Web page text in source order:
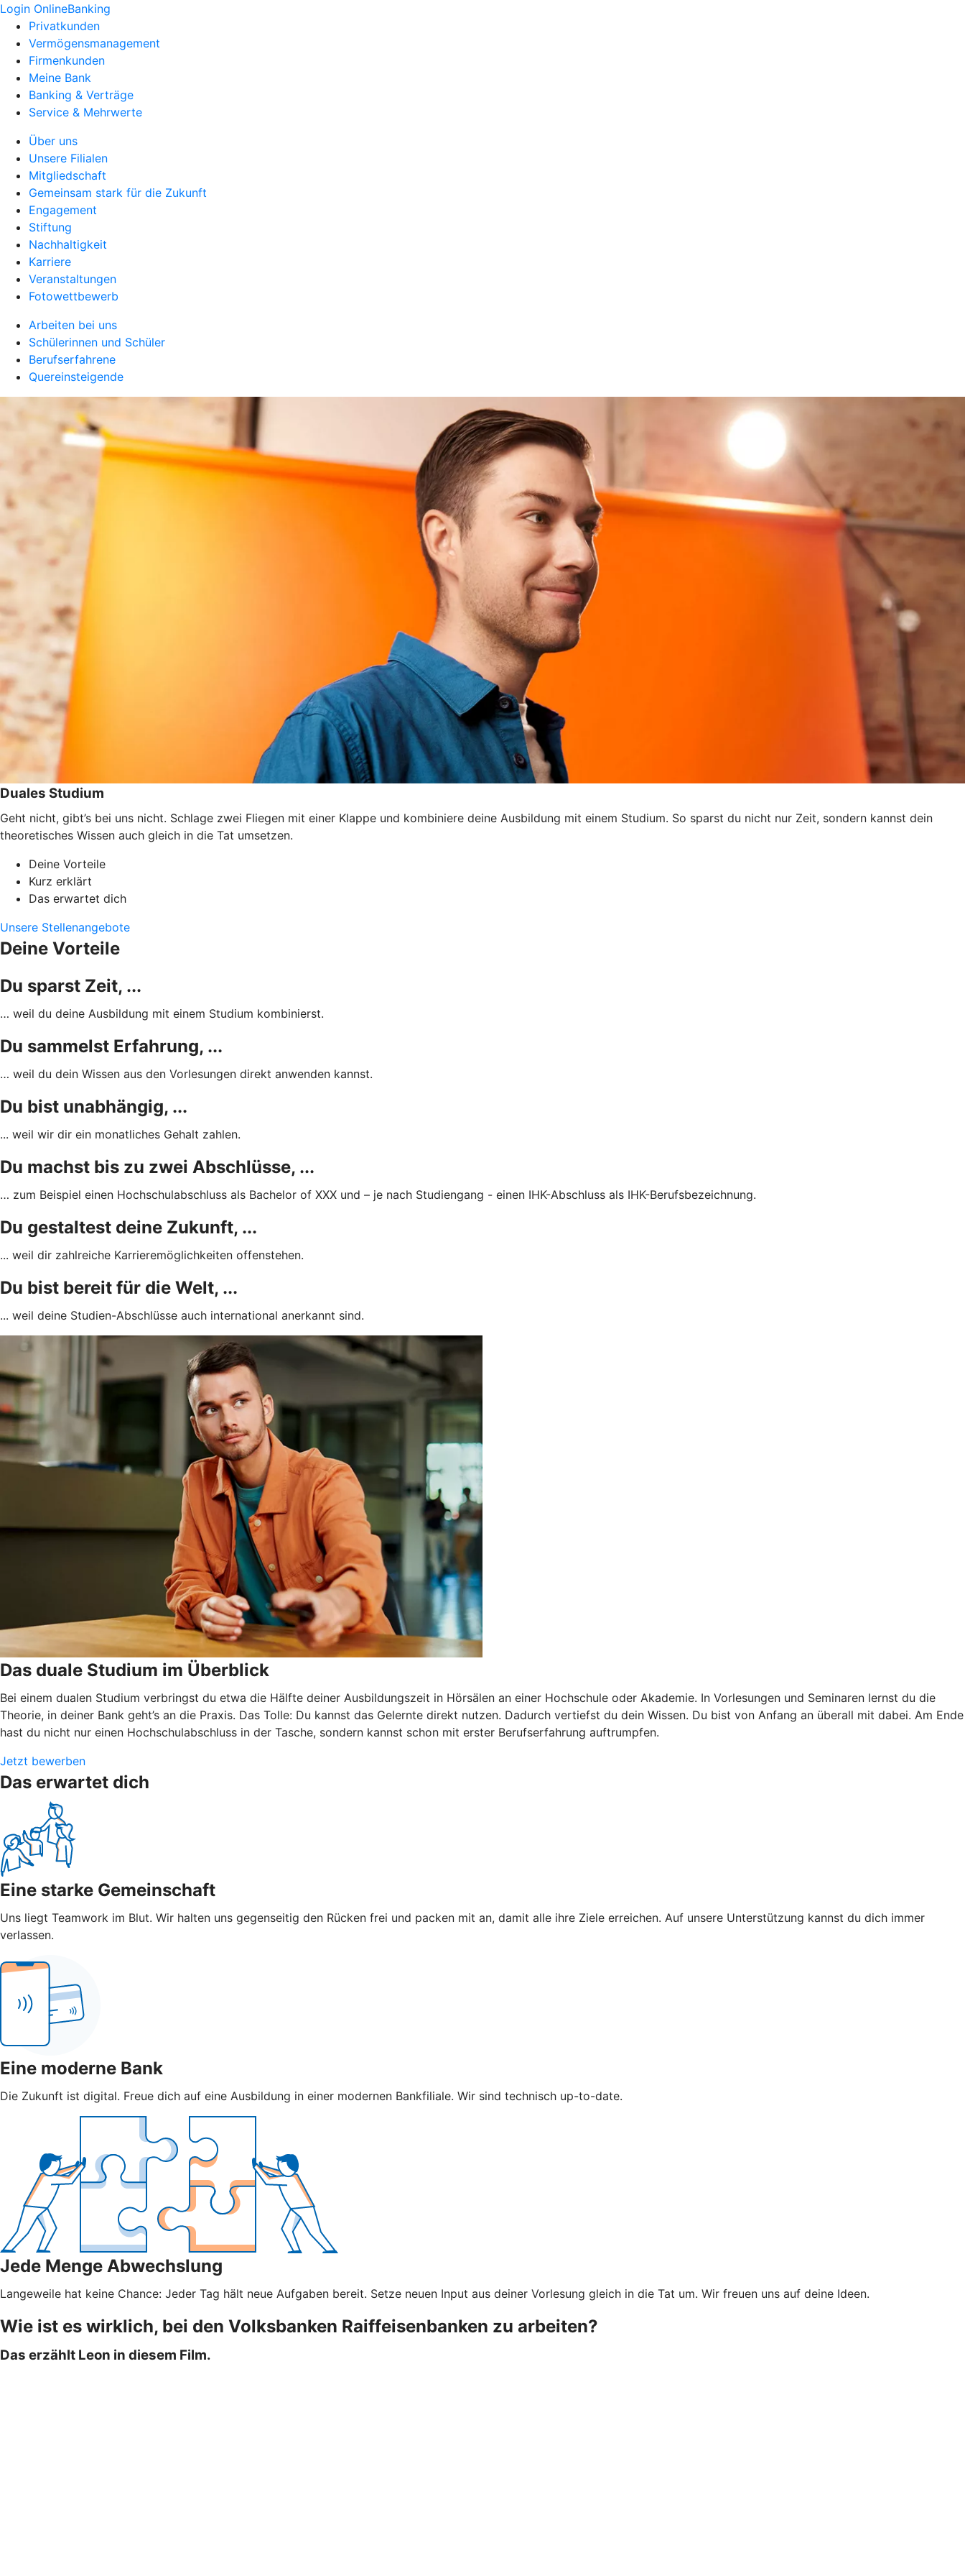
Login OnlineBanking
Privatkunden
Vermögensmanagement
Firmenkunden
Meine Bank
Banking & Verträge
Service & Mehrwerte
Über uns
Unsere Filialen
Mitgliedschaft
Gemeinsam stark für die Zukunft
Engagement
Stiftung
Nachhaltigkeit
Karriere
Veranstaltungen
Fotowettbewerb
Arbeiten bei uns
Schülerinnen und Schüler
Berufserfahrene
Quereinsteigende
Duales Studium
Geht nicht, gibt’s bei uns nicht. Schlage zwei Fliegen mit einer Klappe und kombiniere deine Ausbildung mit einem Studium. So sparst du nicht nur Zeit, sondern kannst dein
theoretisches Wissen auch gleich in die Tat umsetzen.
Deine Vorteile
Kurz erklärt
Das erwartet dich
Unsere Stellenangebote
Deine Vorteile
Du sparst Zeit, ...
… weil du deine Ausbildung mit einem Studium kombinierst.
Du sammelst Erfahrung, ...
… weil du dein Wissen aus den Vorlesungen direkt anwenden kannst.
Du bist unabhängig, ...
... weil wir dir ein monatliches Gehalt zahlen.
Du machst bis zu zwei Abschlüsse, ...
… zum Beispiel einen Hochschulabschluss als Bachelor of XXX und – je nach Studiengang - einen IHK-Abschluss als IHK-Berufsbezeichnung.
Du gestaltest deine Zukunft, ...
... weil dir zahlreiche Karrieremöglichkeiten offenstehen.
Du bist bereit für die Welt, ...
... weil deine Studien-Abschlüsse auch international anerkannt sind.
Das duale Studium im Überblick
Bei einem dualen Studium verbringst du etwa die Hälfte deiner Ausbildungszeit in Hörsälen an einer Hochschule oder Akademie. In Vorlesungen und Seminaren lernst du die
Theorie, in deiner Bank geht’s an die Praxis. Das Tolle: Du kannst das Gelernte direkt nutzen. Dadurch vertiefst du dein Wissen. Du bist von Anfang an überall mit dabei. Am Ende
hast du nicht nur einen Hochschulabschluss in der Tasche, sondern kannst schon mit erster Berufserfahrung auftrumpfen.
Jetzt bewerben
Das erwartet dich
Eine starke Gemeinschaft
Uns liegt Teamwork im Blut. Wir halten uns gegenseitig den Rücken frei und packen mit an, damit alle ihre Ziele erreichen. Auf unsere Unterstützung kannst du dich immer
verlassen.
Eine moderne Bank
Die Zukunft ist digital. Freue dich auf eine Ausbildung in einer modernen Bankfiliale. Wir sind technisch up-to-date.
Jede Menge Abwechslung
Langeweile hat keine Chance: Jeder Tag hält neue Aufgaben bereit. Setze neuen Input aus deiner Vorlesung gleich in die Tat um. Wir freuen uns auf deine Ideen.
Wie ist es wirklich, bei den Volksbanken Raiffeisenbanken zu arbeiten?
Das erzählt Leon in diesem Film.